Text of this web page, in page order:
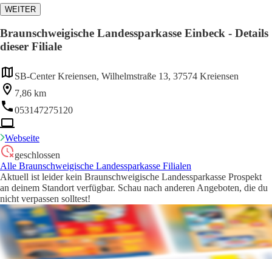
WEITER
Braunschweigische Landessparkasse Einbeck - Details
dieser Filiale
SB-Center Kreiensen, Wilhelmstraße 13, 37574 Kreiensen
7,86 km
053147275120
Webseite
geschlossen
Alle Braunschweigische Landessparkasse Filialen
Aktuell ist leider kein Braunschweigische Landessparkasse Prospekt
an deinem Standort verfügbar. Schau nach anderen Angeboten, die du
nicht verpassen solltest!